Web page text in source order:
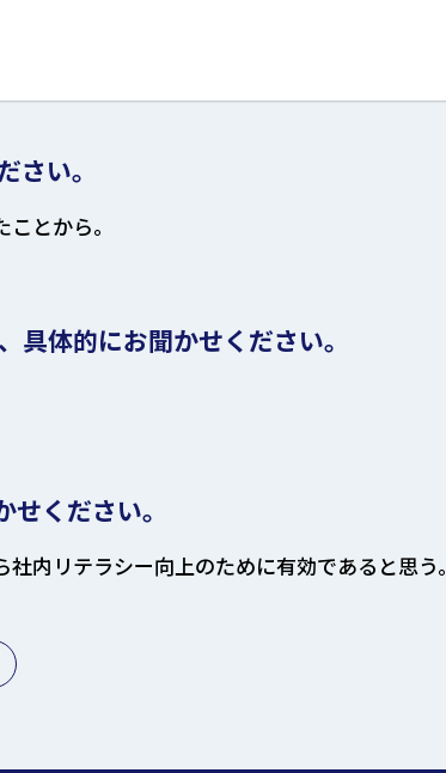
い。
とから。
体的にお聞かせください。
ください。
内リテラシー向上のために有効であると思う。